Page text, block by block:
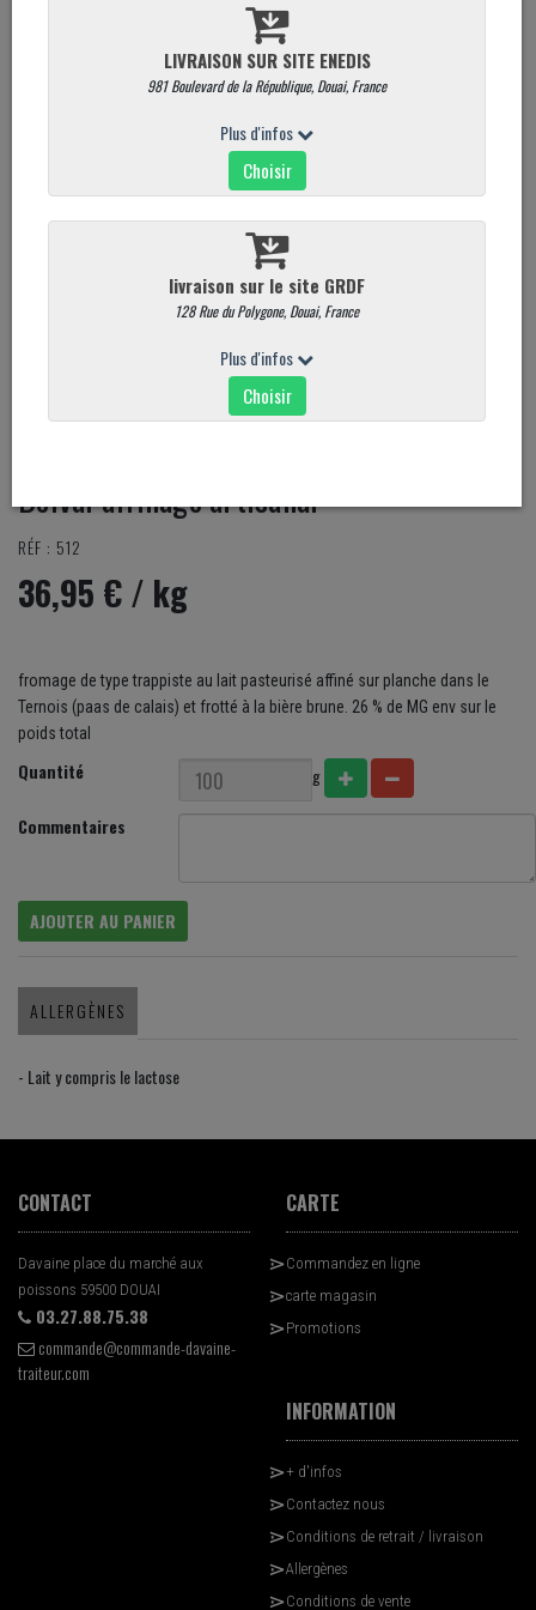
Belval affinage artisanal
RÉF : 512
36,95 €/ kg
fromage de type trappiste au lait pasteurisé affiné sur planche dans le
Ternois (paas de calais) et frotté à la bière brune. 26 % de MG env sur le
poids total
Quantité g
Commentaires
AJOUTER AU PANIER
ALLERGÈNES
- Lait y compris le lactose
CONTACT
Davaine place du marché aux
poissons 59500 DOUAI
03.27.88.75.38
commande@commande-davaine-
traiteur.com
CARTE
Commandez en ligne
carte magasin
Promotions
INFORMATION
+ d'infos
Contactez nous
Conditions de retrait / livraison
Allergènes
Conditions de vente